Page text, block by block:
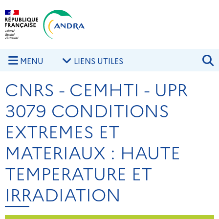
Aller au contenu principal
MENU LIENS UTILES
CNRS - CEMHTI - UPR
3079 CONDITIONS
EXTREMES ET
MATERIAUX : HAUTE
TEMPERATURE ET
IRRADIATION